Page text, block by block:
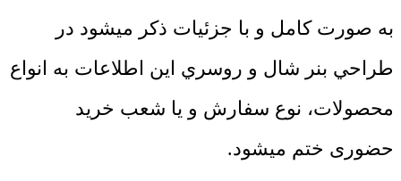
به صورت کامل و با جزئیات ذکر میشود در
طراحي بنر شال و روسري این اطلاعات به انواع
محصولات، نوع سفارش و یا شعب خرید
حضوری ختم میشود.